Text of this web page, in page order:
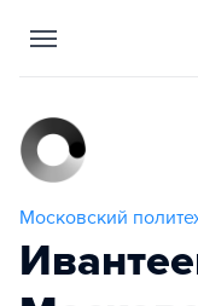
Московский